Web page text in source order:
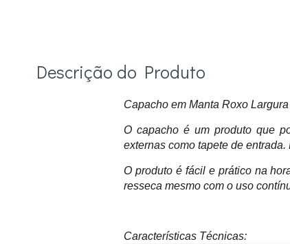
Descrição do Produto
Capacho em Manta Roxo
O capacho é um produto que
externas como tapete de
O produto é fácil e prático na
resseca mesmo com o uso
Características Técnicas: